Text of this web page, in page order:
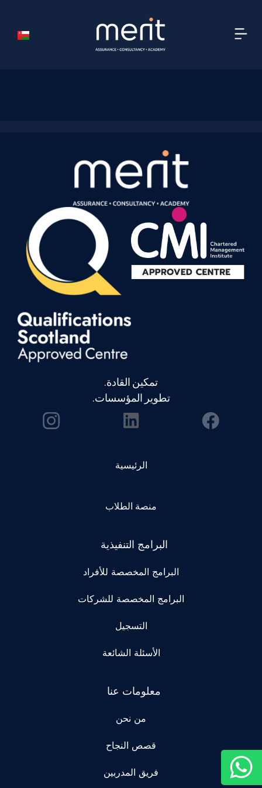
تمكين القادة.
تطوير المؤسسات.
الرئيسية
منصة الطلاب
البرامج التنفيذية
البرامج المخصصة للأفراد
البرامج المخصصة للشركات
التسجيل
الأسئلة الشائعة
معلومات عنا
من نحن
قصص النجاح
فريق المدربين